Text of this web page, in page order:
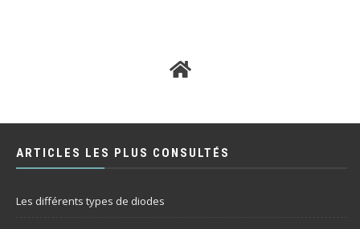
ARTICLES LES PLUS CONSULTÉS
Les différents types de diodes